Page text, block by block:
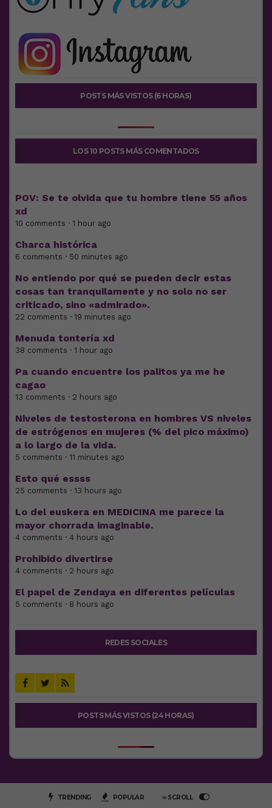
POSTS MÁS VISTOS (6 HORAS)
LOS 10 POSTS MÁS COMENTADOS
POV: Se te olvida que tu hombre tiene 55 años
xd
10 comments · 1 hour ago
Charca histórica
6 comments · 50 minutes ago
No entiendo por qué se pueden decir estas
cosas tan tranquilamente y no solo no ser
criticado, sino «admirado».
22 comments · 19 minutes ago
Menuda tontería xd
38 comments · 1 hour ago
Pa cuando encuentre los palitos ya me he
cagao
13 comments · 2 hours ago
Niveles de testosterona en hombres VS niveles
de estrógenos en mujeres (% del pico máximo)
a lo largo de la vida.
5 comments · 11 minutes ago
Esto qué essss
25 comments · 13 hours ago
Lo del euskera en MEDICINA me parece la
mayor chorrada imaginable.
4 comments · 4 hours ago
Prohibido divertirse
4 comments · 2 hours ago
El papel de Zendaya en diferentes películas
5 comments · 8 hours ago
REDES SOCIALES
POSTS MÁS VISTOS (24 HORAS)
TRENDING POPULAR ∞ SCROLL